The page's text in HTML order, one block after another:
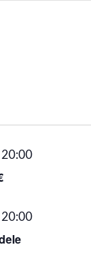
20:00
20:00